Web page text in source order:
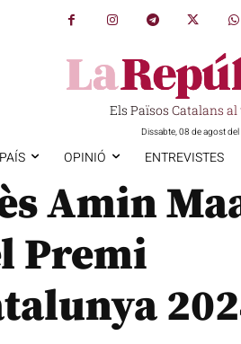
Els Països Catalans al
Dissabte, 08 de agost
OPINIÓ ENTREVISTES
Amin
Premi